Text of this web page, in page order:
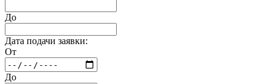
До
Дата подачи заявки:
От
До